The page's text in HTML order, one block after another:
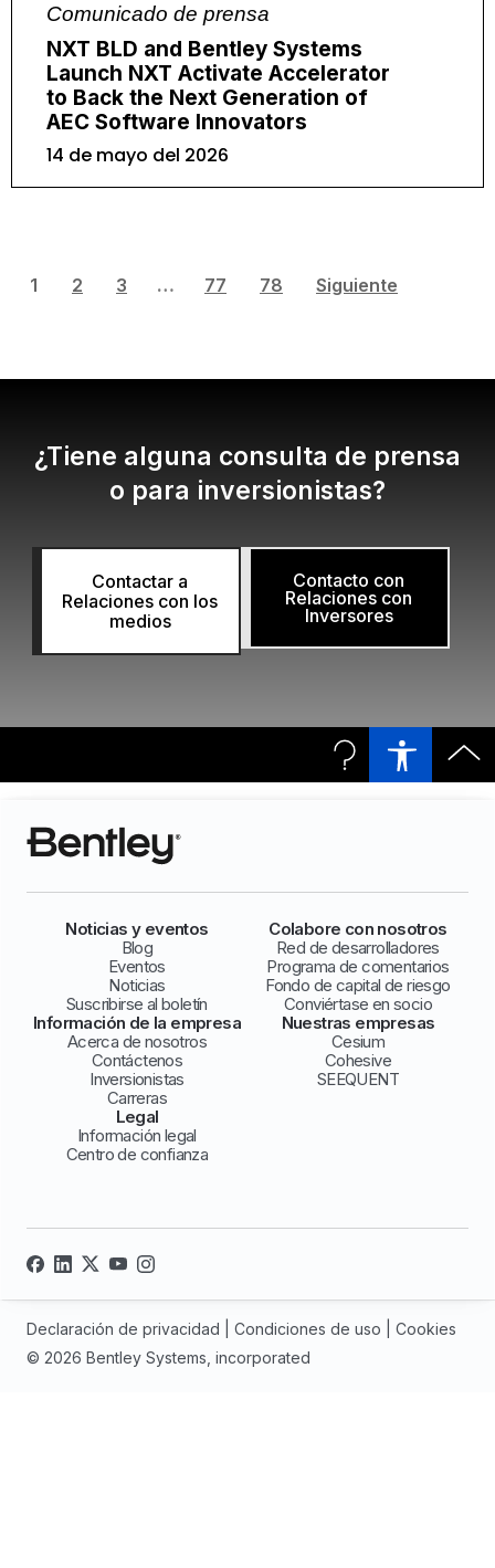
Comunicado de prensa
NXT BLD and Bentley Systems
Launch NXT Activate Accelerator
to Back the Next Generation of
AEC Software Innovators
14 de mayo del 2026
1 2 3 … 77 78 Siguiente
¿Tiene alguna consulta de prensa
o para inversionistas?
Contactar a
Relaciones con los
medios
Contacto con
Relaciones con
Inversores
Noticias y eventos
Blog
Eventos
Noticias
Suscribirse al boletín
Colabore con nosotros
Red de desarrolladores
Programa de comentarios
Fondo de capital de riesgo
Conviértase en socio
Información de la empresa
Acerca de nosotros
Contáctenos
Inversionistas
Carreras
Nuestras empresas
Cesium
Cohesive
SEEQUENT
Legal
Información legal
Centro de confianza
© 2026 Bentley Systems, incorporated
Declaración de privacidad Condiciones de uso Cookies